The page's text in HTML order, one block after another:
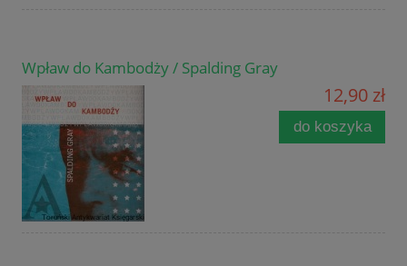
Wpław do Kambodży / Spalding Gray
12,90 zł
do koszyka